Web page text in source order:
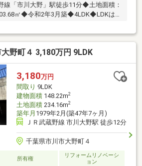
線「市川大野」駅徒歩11分◆土地面積：
㎡◆令和2年3月築◆4LDK◆LDKは約
野町４ 3,180万円 9LDK
3,180万円
間取り 9LDK
建物面積148.22m2
土地面積234.16m2
築年月 1979年2月(築47年7ヶ月)
ＪＲ武蔵野線 市川大野駅 徒歩12分
千葉県市川市大野町４
所有権
リフォームリノベーシ
ョン